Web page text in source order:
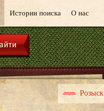
Истории поиска О нас
Розыск